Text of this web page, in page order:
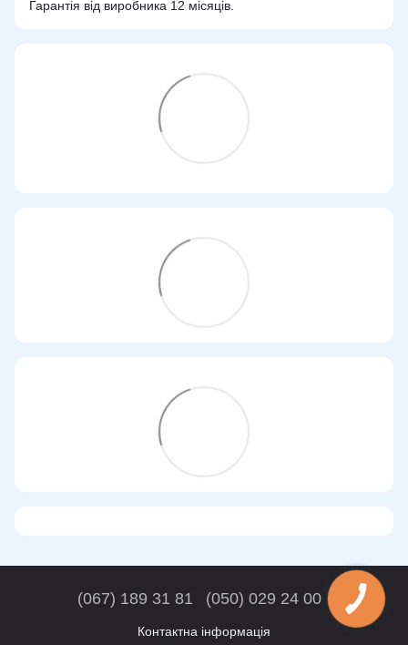
Гарантія від виробника 12 місяців.
(067) 189 31 81 (050) 029 24 00
Контактна інформація